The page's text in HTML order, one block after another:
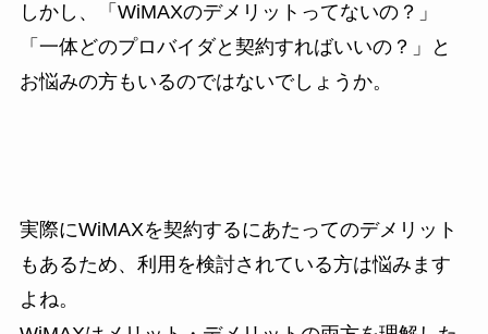
しかし、「WiMAXのデメリットってないの？」
「一体どのプロバイダと契約すればいいの？」と
お悩みの方もいるのではないでしょうか。
実際にWiMAXを契約するにあたってのデメリット
もあるため、利用を検討されている方は悩みます
よね。